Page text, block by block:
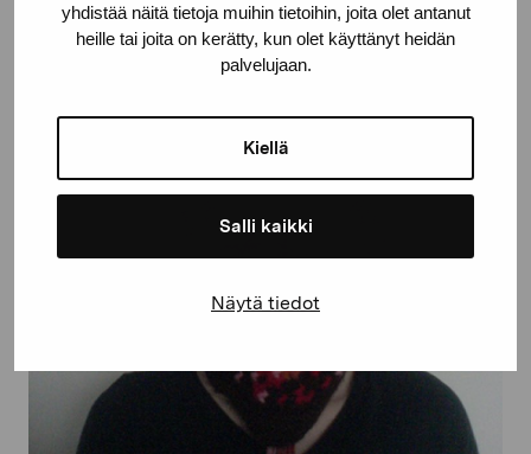
yhdistää näitä tietoja muihin tietoihin, joita olet antanut
heille tai joita on kerätty, kun olet käyttänyt heidän
palvelujaan.
Kiellä
Salli kaikki
Näytä tiedot